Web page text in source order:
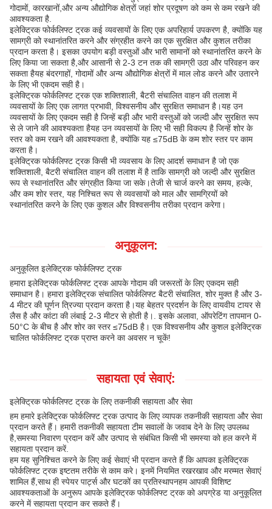
गोदामों, कारखानों,और अन्य औद्योगिक क्षेत्रों जहां शोर प्रदूषण को कम से कम रखने की
आवश्यकता है.
इलेक्ट्रिक फोर्कलिफ्ट ट्रक कई व्यवसायों के लिए एक अपरिहार्य उपकरण है, क्योंकि यह
सामग्री को स्थानांतरित करने और संग्रहीत करने का एक सुरक्षित और कुशल तरीका
प्रदान करता है। इसका उपयोग बड़ी वस्तुओं और भारी सामानों को स्थानांतरित करने के
लिए किया जा सकता है,और आसानी से 2-3 टन तक की सामग्री उठा और परिवहन कर
सकता हैयह बंदरगाहों, गोदामों और अन्य औद्योगिक क्षेत्रों में माल लोड करने और उतारने
के लिए भी एकदम सही है।
इलेक्ट्रिक फोर्कलिफ्ट ट्रक एक शक्तिशाली, बैटरी संचालित वाहन की तलाश में
व्यवसायों के लिए एक लागत प्रभावी, विश्वसनीय और सुरक्षित समाधान है।यह उन
व्यवसायों के लिए एकदम सही है जिन्हें बड़ी और भारी वस्तुओं को जल्दी और सुरक्षित रूप
से ले जाने की आवश्यकता हैयह उन व्यवसायों के लिए भी सही विकल्प है जिन्हें शोर के
स्तर को कम रखने की आवश्यकता है, क्योंकि यह ≤75dB के कम शोर स्तर पर काम
करता है।
इलेक्ट्रिक फोर्कलिफ्ट ट्रक किसी भी व्यवसाय के लिए आदर्श समाधान है जो एक
शक्तिशाली, बैटरी संचालित वाहन की तलाश में है ताकि सामग्री को जल्दी और सुरक्षित
रूप से स्थानांतरित और संग्रहीत किया जा सके।तेजी से चार्ज करने का समय, हल्के,
और कम शोर स्तर, यह निश्चित रूप से व्यवसायों को माल और सामग्रियों को
स्थानांतरित करने के लिए एक कुशल और विश्वसनीय तरीका प्रदान करेगा।
अनुकूलन:
अनुकूलित इलेक्ट्रिक फोर्कलिफ्ट ट्रक
हमारा इलेक्ट्रिक फोर्कलिफ्ट ट्रक आपके गोदाम की जरूरतों के लिए एकदम सही
समाधान है। हमारा इलेक्ट्रिक संचालित फोर्कलिफ्ट बैटरी संचालित, शोर मुक्त है और 3-
4 मीटर की घूर्णन त्रिज्या प्रदान करता है।यह बेहतर प्रदर्शन के लिए वायवीय टायर से
लैस है और कांटा की लंबाई 2-3 मीटर से होती है।. इसके अलावा, ऑपरेटिंग तापमान 0-
50°C के बीच है और शोर का स्तर ≤75dB है। एक विश्वसनीय और कुशल इलेक्ट्रिक
चालित फोर्कलिफ्ट ट्रक प्राप्त करने का अवसर न चूकें!
सहायता एवं सेवाएं:
इलेक्ट्रिक फोर्कलिफ्ट ट्रक के लिए तकनीकी सहायता और सेवा
हम हमारे इलेक्ट्रिक फोर्कलिफ्ट ट्रक उत्पाद के लिए व्यापक तकनीकी सहायता और सेवा
प्रदान करते हैं। हमारी तकनीकी सहायता टीम सवालों के जवाब देने के लिए उपलब्ध
है,समस्या निवारण प्रदान करें और उत्पाद से संबंधित किसी भी समस्या को हल करने में
सहायता प्रदान करें.
हम यह सुनिश्चित करने के लिए कई सेवाएं भी प्रदान करते हैं कि आपका इलेक्ट्रिक
फोर्कलिफ्ट ट्रक इष्टतम तरीके से काम करे। इनमें नियमित रखरखाव और मरम्मत सेवाएं
शामिल हैं,साथ ही स्पेयर पार्ट्स और घटकों का प्रतिस्थापनहम आपकी विशिष्ट
आवश्यकताओं के अनुरूप आपके इलेक्ट्रिक फोर्कलिफ्ट ट्रक को अपग्रेड या अनुकूलित
करने में सहायता प्रदान कर सकते हैं।